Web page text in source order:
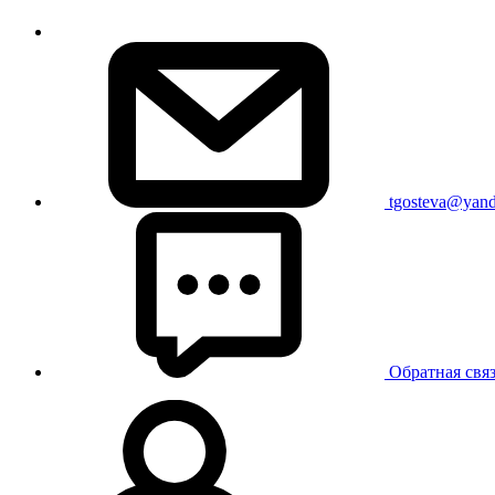
Обратная